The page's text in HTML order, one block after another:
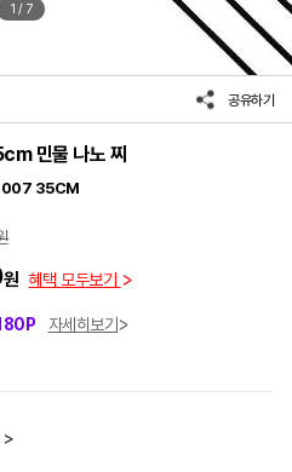
1 / 7
공유하기
민물 나노 찌
007 35CM
원 혜택 모두보기
자세히보기
>